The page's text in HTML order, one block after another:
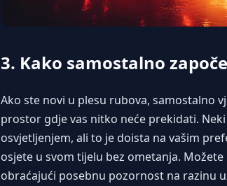
3. Kako samostalno
Ako ste novi u plesu rubova, samostalno
prostor gdje vas nitko neće prekidati.
osvjetljenjem, ali to je doista na vašim
osjete u svom tijelu bez ometanja.
obraćajući posebnu pozornost na razinu